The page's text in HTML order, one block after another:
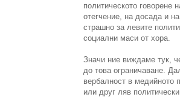
политическото
отегчение, на досада и
страшно за левите
социални маси от хора.
Значи ние виждаме тук,
до това ограничаване.
вербалност в медийното
или друг ляв